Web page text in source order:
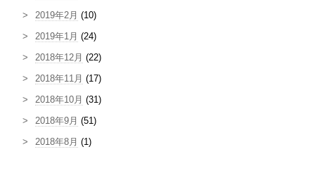
2019年2月 (10)
2019年1月 (24)
2018年12月 (22)
2018年11月 (17)
2018年10月 (31)
2018年9月 (51)
2018年8月 (1)